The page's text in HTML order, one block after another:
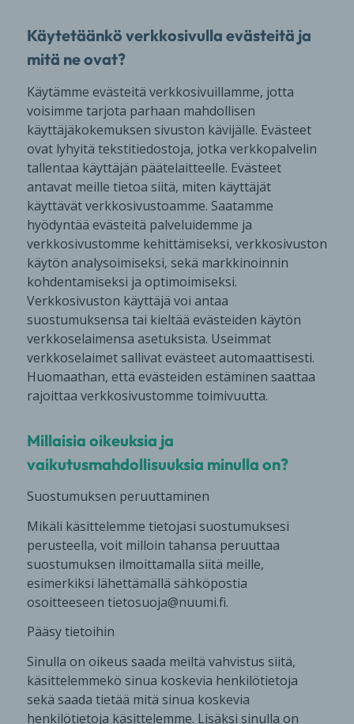
Käytetäänkö verkkosivulla evästeitä ja
mitä ne ovat?
Käytämme evästeitä verkkosivuillamme, jotta
voisimme tarjota parhaan mahdollisen
käyttäjäkokemuksen sivuston kävijälle. Evästeet
ovat lyhyitä tekstitiedostoja, jotka verkkopalvelin
tallentaa käyttäjän päätelaitteelle. Evästeet
antavat meille tietoa siitä, miten käyttäjät
käyttävät verkkosivustoamme. Saatamme
hyödyntää evästeitä palveluidemme ja
verkkosivustomme kehittämiseksi, verkkosivuston
käytön analysoimiseksi, sekä markkinoinnin
kohdentamiseksi ja optimoimiseksi.
Verkkosivuston käyttäjä voi antaa
suostumuksensa tai kieltää evästeiden käytön
verkkoselaimensa asetuksista. Useimmat
verkkoselaimet sallivat evästeet automaattisesti.
Huomaathan, että evästeiden estäminen saattaa
rajoittaa verkkosivustomme toimivuutta.
Millaisia oikeuksia ja
vaikutusmahdollisuuksia minulla on?
Suostumuksen peruuttaminen
Mikäli käsittelemme tietojasi suostumuksesi
perusteella, voit milloin tahansa peruuttaa
suostumuksen ilmoittamalla siitä meille,
esimerkiksi lähettämällä sähköpostia
osoitteeseen tietosuoja@nuumi.fi.
Pääsy tietoihin
Sinulla on oikeus saada meiltä vahvistus siitä,
käsittelemmekö sinua koskevia henkilötietoja
sekä saada tietää mitä sinua koskevia
henkilötietoja käsittelemme. Lisäksi sinulla on